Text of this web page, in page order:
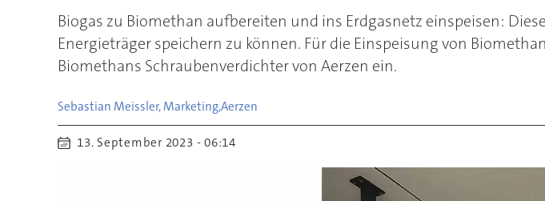
Biogas zu Biomethan aufbereiten und ins Erdgasnetz einspeisen:
Energieträger speichern zu können. Für die Einspeisung von
Biomethans Schraubenverdichter von Aerzen ein.
Sebastian Meissler, Marketing,Aerzen
13. September 2023 - 06:14